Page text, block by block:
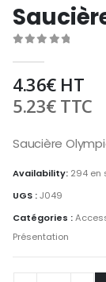
4.36€HT
5.23€TTC
Saucière
Availability: 294 en
UGS :J049
Catégories :
Présentation